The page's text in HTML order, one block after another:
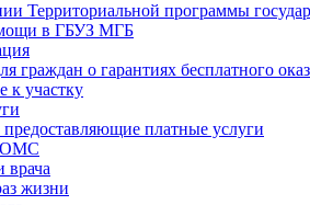
Территориальной программы
в ГБУЗ МГБ
о гарантиях бесплатного
к участку
платные услуги
ОМС
врача
жизни